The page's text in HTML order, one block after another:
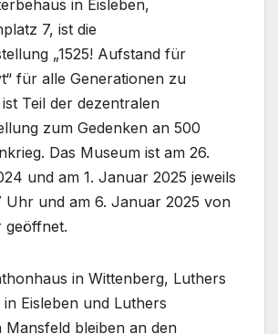
in Eisleben,
7, ist die
„1525! Aufstand für
für alle Generationen zu
Teil der dezentralen
zum Gedenken an 500
Das Museum ist am 26.
und am 1. Januar 2025 jeweils
Uhr und am 6. Januar 2025 von
geöffnet.
in Wittenberg, Luthers
Eisleben und Luthers
Mansfeld bleiben an den